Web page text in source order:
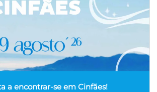
a encontrar-se em Cinfães!